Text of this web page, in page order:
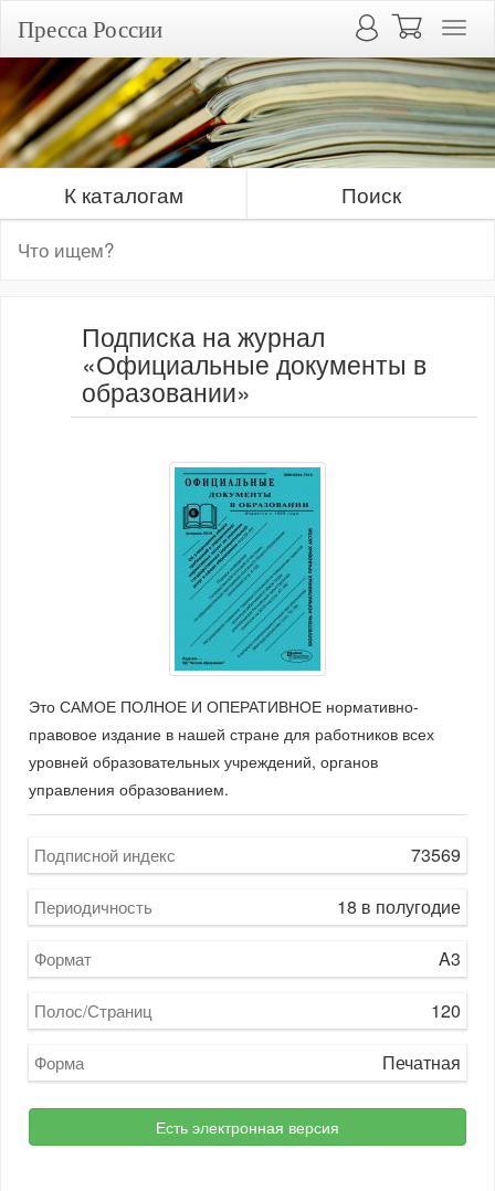
Пресса России
К каталогам Поиск
Подписка на журнал
«Официальные документы в
образовании»
Это САМОЕ ПОЛНОЕ И ОПЕРАТИВНОЕ нормативно-
правовое издание в нашей стране для работников всех
уровней образовательных учреждений, органов
управления образованием.
Подписной индекс 73569
Периодичность 18 в полугодие
Формат A3
Полос/Страниц 120
Форма Печатная
Есть электронная версия